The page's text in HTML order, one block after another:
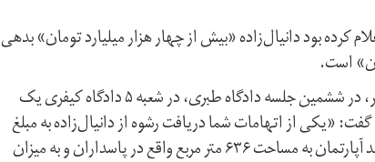
بود دانیال‌زاده «بیش از چهار هزار میلیارد تومان» بدهی
است.
اتهام دریافت رشوه از رسول دانیال‌زاده، روز یکشنبه هشتم تیر، در ششمین جلسه دادگاه طبری، در شعبه ۵ دادگاه کیفری یک
از اتهامات شما دریافت رشوه از دانیال‌زاده به مبلغ
۱۸۳ میلیارد و ۲۳۳ میلیون و ۳۰۰ هزار ریال از طریق یک واحد آپارتمان به مساحت ۶۳۶ متر مربع واقع در پاسداران و به میزان